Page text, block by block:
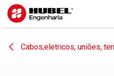
Pular para o conteúdo
Cabos,eletricos, uniões,